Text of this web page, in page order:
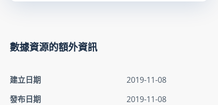
數據資源的額外資訊
建立日期
2019-11-08
發布日期
2019-11-08